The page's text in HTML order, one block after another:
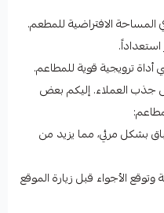
المساحة الافتراضية للمطعم.
أداة ترويجية قوية للمطاعم.
جذب العملاء. إليكم بعض
بشكل مرئي، مما يزيد من
وتوقع الأجواء قبل زيارة الموقع